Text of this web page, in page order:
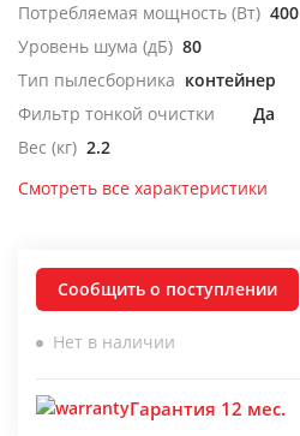
Потребляемая мощность (Вт) 400
Уровень шума (дБ) 80
Тип пылесборника контейнер
Фильтр тонкой очистки
Да
Вес (кг) 2.2
Смотреть все характеристики
Сообщить о поступлении
Нет в наличии
Гарантия 12 мес.